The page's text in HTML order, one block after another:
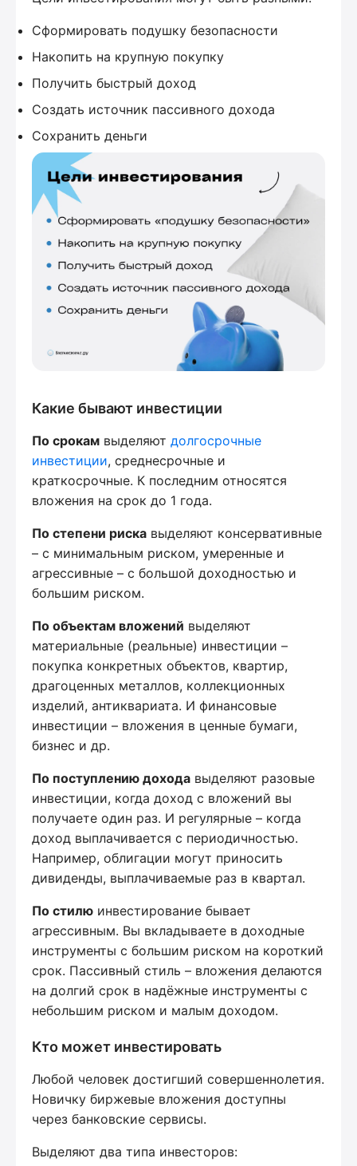
Сформировать подушку безопасности
Накопить на крупную покупку
Получить быстрый доход
Создать источник пассивного дохода
Сохранить деньги
Какие бывают инвестиции
По срокам выделяют долгосрочные
инвестиции, среднесрочные и
краткосрочные. К последним относятся
вложения на срок до 1 года.
По степени риска выделяют консервативные
– с минимальным риском, умеренные и
агрессивные – с большой доходностью и
большим риском.
По объектам вложений выделяют
материальные (реальные) инвестиции –
покупка конкретных объектов, квартир,
драгоценных металлов, коллекционных
изделий, антиквариата. И финансовые
инвестиции – вложения в ценные бумаги,
бизнес и др.
По поступлению дохода выделяют разовые
инвестиции, когда доход с вложений вы
получаете один раз. И регулярные – когда
доход выплачивается с периодичностью.
Например, облигации могут приносить
дивиденды, выплачиваемые раз в квартал.
По стилю инвестирование бывает
агрессивным. Вы вкладываете в доходные
инструменты с большим риском на короткий
срок. Пассивный стиль – вложения делаются
на долгий срок в надёжные инструменты с
небольшим риском и малым доходом.
Кто может инвестировать
Любой человек достигший совершеннолетия.
Новичку биржевые вложения доступны
через банковские сервисы.
Выделяют два типа инвесторов: